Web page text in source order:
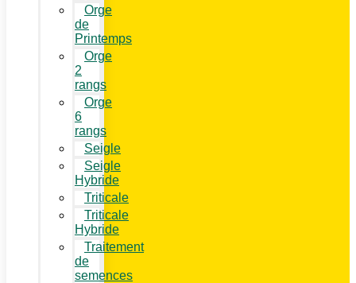
Orge
de
Printemps
Orge
2
rangs
Orge
6
rangs
Seigle
Seigle
Hybride
Triticale
Triticale
Hybride
Traitement
de
semences